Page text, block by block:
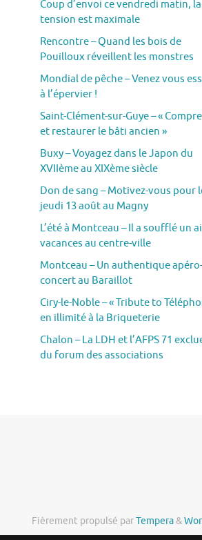
Coup d’envoi ce vendredi matin, la
tension est maximale
Rencontre – Quand les bois de
Pouilloux réveillent les monstres
Mondial de pêche – Venez vous
à l’épervier !
Saint-Clément-sur-Guye – «
et restaurer le bâti ancien »
Buxy – Voyagez dans le Japon du
XVIIème au XIXème siècle
Don de sang – Motivez-vous pour
jeudi 13 août au Magny
L’été à Montceau – Il a soufflé un
vacances au centre-ville
Montceau – Un authentique apéro-
concert au Baraillot
Ciry-le-Noble – « Tribute to
en illimité à la Briqueterie
Chalon – La LDH et l’AFPS 71
du forum des associations
Fièrement propulsé parTempera&